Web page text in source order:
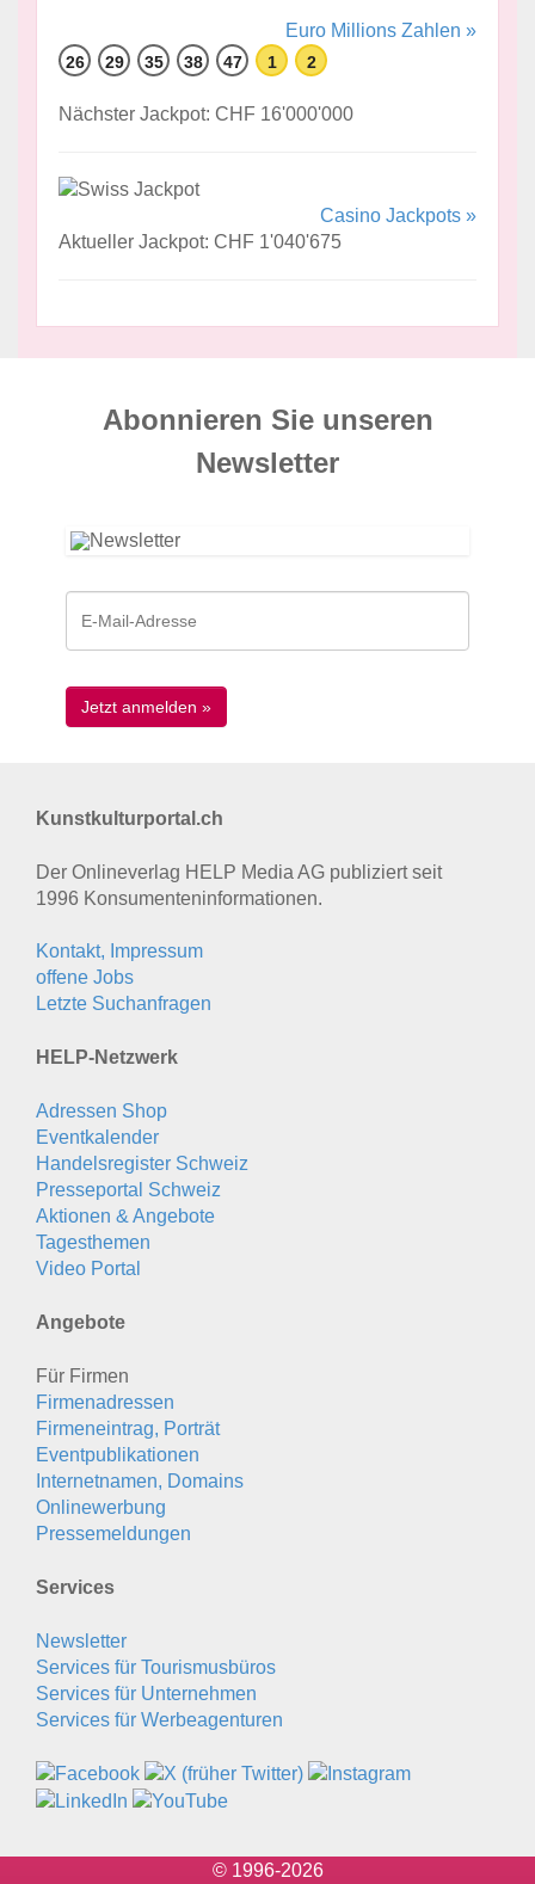
Euro Millions Zahlen »
26 29 35 38 47 1 2
Nächster Jackpot: CHF 16'000'000
Casino Jackpots »
Aktueller Jackpot: CHF 1'040'675
Abonnieren Sie unseren
News­letter
Kunstkulturportal.ch
Der Onlineverlag HELP Media AG publiziert seit
1996 Konsumenten­informationen.
Kontakt, Impressum
offene Jobs
Letzte Suchanfragen
HELP-Netzwerk
Adressen Shop
Eventkalender
Handelsregister Schweiz
Presseportal Schweiz
Aktionen & Angebote
Tagesthemen
Video Portal
Angebote
Für Firmen
Firmenadressen
Firmeneintrag, Porträt
Eventpublikationen
Internetnamen, Domains
Onlinewerbung
Pressemeldungen
Services
Newsletter
Services für Tourismusbüros
Services für Unternehmen
Services für Werbeagenturen
© 1996-2026